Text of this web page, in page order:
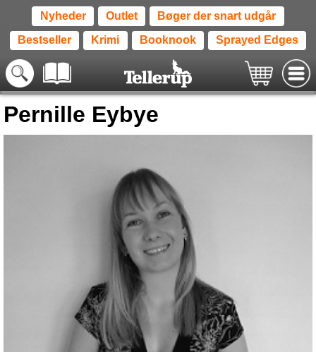
Nyheder Outlet Bøger der snart udgår
Bestseller Krimi Booknook Sprayed Edges
Pernille Eybye